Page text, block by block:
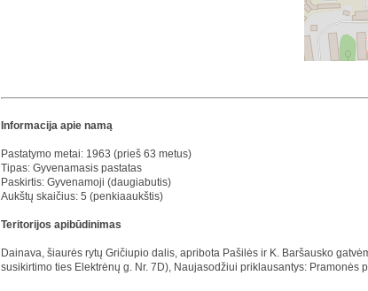
Informacija apie namą
Pastatymo metai: 1963 (prieš 63 metus)
Tipas: Gyvenamasis pastatas
Paskirtis: Gyvenamoji (daugiabutis)
Aukštų skaičius: 5 (penkiaaukštis)
Teritorijos apibūdinimas
Dainava, šiaurės rytų Gričiupio dalis, apribota Pašilės ir K. Baršausko
susikirtimo ties Elektrėnų g. Nr. 7D), Naujasodžiui priklausantys: Pramonės